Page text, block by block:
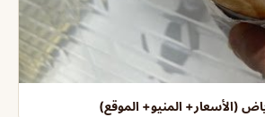
(الأسعار+ المنيو+ الموقع)